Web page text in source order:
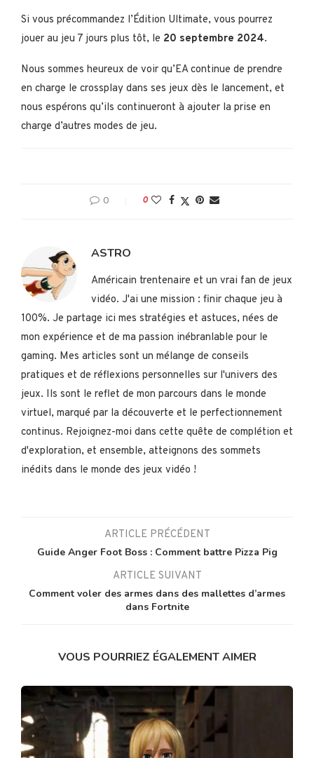
Si vous précommandez l’Édition Ultimate, vous pourrez
jouer au jeu 7 jours plus tôt, le 20 septembre 2024.
Nous sommes heureux de voir qu’EA continue de prendre
en charge le crossplay dans ses jeux dès le lancement, et
nous espérons qu’ils continueront à ajouter la prise en
charge d’autres modes de jeu.
0 0
ASTRO
Américain trentenaire et un vrai fan de jeux
vidéo. J'ai une mission : finir chaque jeu à
100%. Je partage ici mes stratégies et astuces, nées de
mon expérience et de ma passion inébranlable pour le
gaming. Mes articles sont un mélange de conseils
pratiques et de réflexions personnelles sur l'univers des
jeux. Ils sont le reflet de mon parcours dans le monde
virtuel, marqué par la découverte et le perfectionnement
continus. Rejoignez-moi dans cette quête de complétion et
d'exploration, et ensemble, atteignons des sommets
inédits dans le monde des jeux vidéo !
ARTICLE PRÉCÉDENT
Guide Anger Foot Boss : Comment battre Pizza Pig
ARTICLE SUIVANT
Comment voler des armes dans des mallettes d’armes
dans Fortnite
VOUS POURRIEZ ÉGALEMENT AIMER